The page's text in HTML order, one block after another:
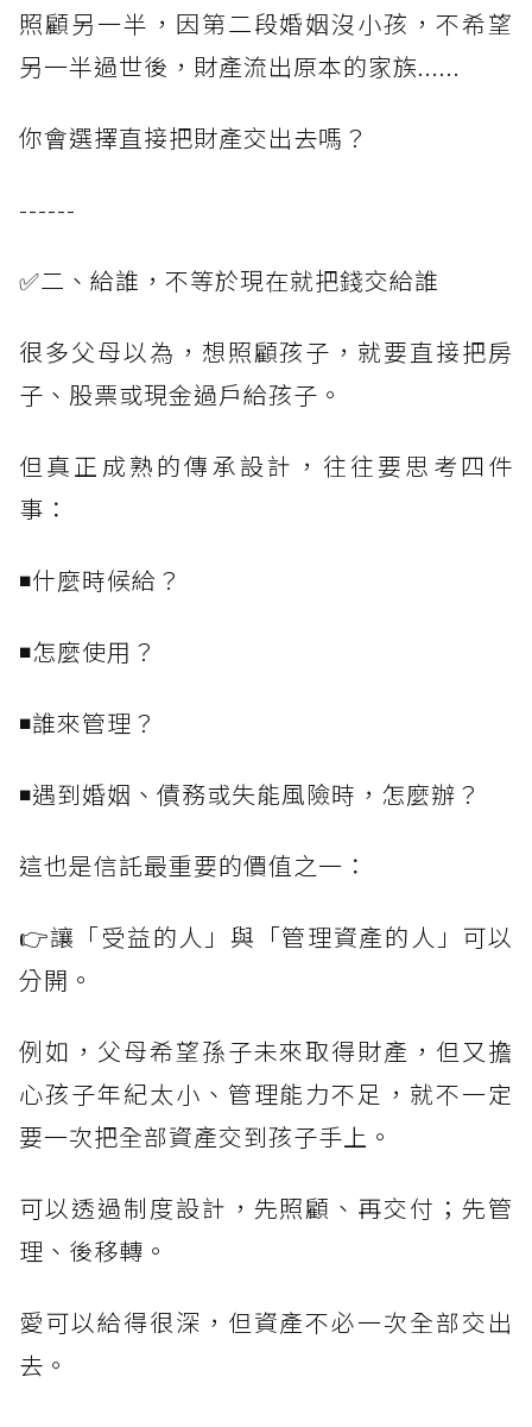
照顧另一半，因第二段婚姻沒小孩，不希望
另一半過世後，財產流出原本的家族......
你會選擇直接把財產交出去嗎？
------
✅二、給誰，不等於現在就把錢交給誰
很多父母以為，想照顧孩子，就要直接把房
子、股票或現金過戶給孩子。
但真正成熟的傳承設計，往往要思考四件
事：
◾什麼時候給？
◾怎麼使用？
◾誰來管理？
◾遇到婚姻、債務或失能風險時，怎麼辦？
這也是信託最重要的價值之一：
👉讓「受益的人」與「管理資產的人」可以
分開。
例如，父母希望孫子未來取得財產，但又擔
心孩子年紀太小、管理能力不足，就不一定
要一次把全部資產交到孩子手上。
可以透過制度設計，先照顧、再交付；先管
理、後移轉。
愛可以給得很深，但資產不必一次全部交出
去。